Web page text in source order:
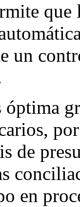
que
un
óptima
de
en